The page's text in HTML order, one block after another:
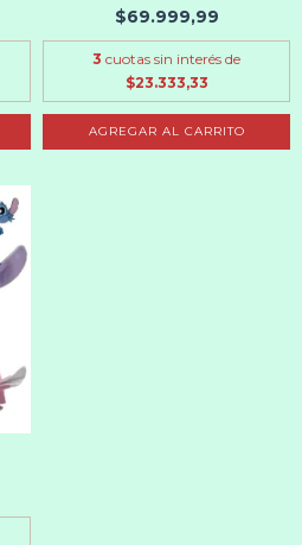
$69.999,99
3 cuotas sin interés de
$23.333,33
AGREGAR AL CARRITO